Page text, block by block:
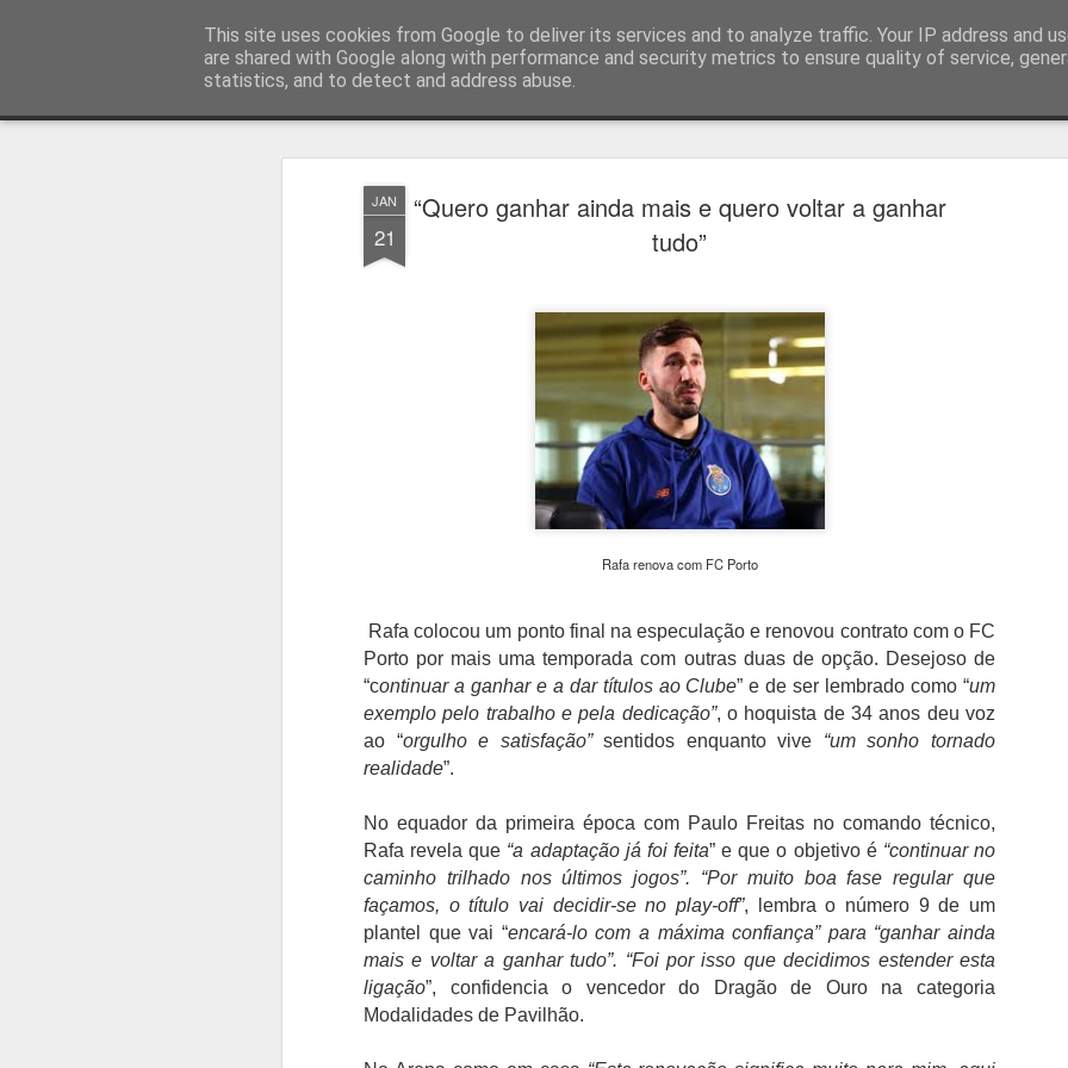
JAN
21
“Quero ganhar ainda mais e quero voltar a ganhar
tudo”
Rafa renova com FC Porto
Rafa colocou um ponto final na especulação e renovou contrato com o FC
Porto por mais uma temporada com outras duas de opção. Desejoso de
“continuar a ganhar e a dar títulos ao Clube” e de ser lembrado como “um
exemplo pelo trabalho e pela dedicação”, o hoquista de 34 anos deu voz
ao “orgulho e satisfação”sentidos enquanto vive “um sonho tornado
realidade”.
No equador da primeira época com Paulo Freitas no comando técnico,
Rafa revela que “a adaptação já foi feita” e que o objetivo é “continuar no
caminho trilhado nos últimos jogos”. “Por muito boa fase regular que
façamos, o título vai decidir-se no play-off”, lembra o número 9 de um
plantel que vai “encará-lo com a máxima confiança” para “ganhar ainda
mais e voltar a ganhar tudo”. “Foi por isso que decidimos estender esta
ligação”, confidencia o vencedor do Dragão de Ouro na categoria
Modalidades de Pavilhão.
This site uses cookies from Google to deliver its services and to analyze traffic. Your IP address and
are shared with Google along with performance and security metrics to ensure quality of service,
statistics, and to detect and address abuse.
Press Magazine
AUG
7
Estoril e Famalicão empatam no
arranque do campeonato
Estoril e Famalicão fizeram o jogo de arranque do campeonato
português, a jogar em casa o Estoril empatou com o Famalicão
1) com golos de Koutsias e Begraoui.
O Estoril a jogar em casa, entrou mais forte não sendo capaz de
concretizar as oportunidades criadas. Por sua vez, o Famalicão
com golo marcado aos 32 minutos por intermédio de Georgios
O Estoril já na segunda parte estava determinado a dar a volta ao
resultado, acabou por empatar a partida aos 72 minutos por
intermédio de Begraoui.
As duas equipas ainda tentaram a vitória, mantendo-se a
no marcador até final do jogo.